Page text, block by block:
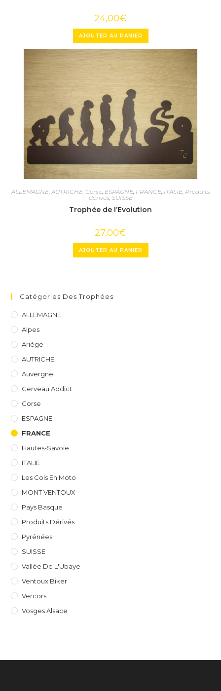
24,00€
AJOUTER AU PANIER
ALLEMAGNE, AUTRICHE, Corse, ESPAGNE, FRANCE, ITALIE, Produits
dérivés, SUISSE
Trophée de l’Evolution
27,00€
AJOUTER AU PANIER
Catégories Des Trophées
ALLEMAGNE
Alpes
Ariége
AUTRICHE
Auvergne
Cerveau Addict
Corse
ESPAGNE
FRANCE
Hautes-Savoie
ITALIE
Les Cols En Moto
MONT VENTOUX
Pays Basque
Produits Dérivés
Pyrénées
SUISSE
Vallée De L'Ubaye
Ventoux Biker
Vercors
Vosges Alsace